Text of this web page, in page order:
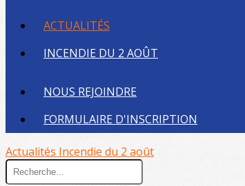
ACTUALITÉS
INCENDIE DU 2 AOÛT
NOUS REJOINDRE
FORMULAIRE D'INSCRIPTION
Actualités Incendie du 2 août